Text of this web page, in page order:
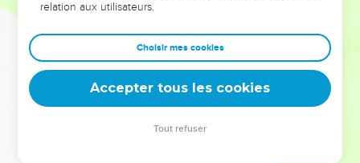
Dans cette conférence, leaders, entrepreneurs, et responsables
clés pour avancer avec plus de sagesse afin que leurs erreurs
deviennent vos tremplins. Que vous guidiez un ministère, une
équipe, un groupe ou une famille, leur expérience est faite
relation aux utilisateurs.
Choisir mes cookies
Accepter tous les cookies
Tout refuser